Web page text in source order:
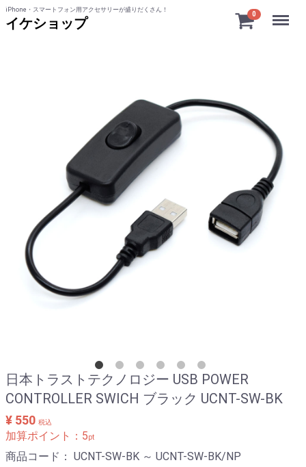
iPhone・スマートフォン用アクセサリーが盛りだくさん！
イケショップ
0 Menu
日本トラストテクノロジー USB POWER
CONTROLLER SWICH ブラック UCNT-SW-BK
¥ 550 税込
加算ポイント： 5pt
商品コード： UCNT-SW-BK ～ UCNT-SW-BK/NP